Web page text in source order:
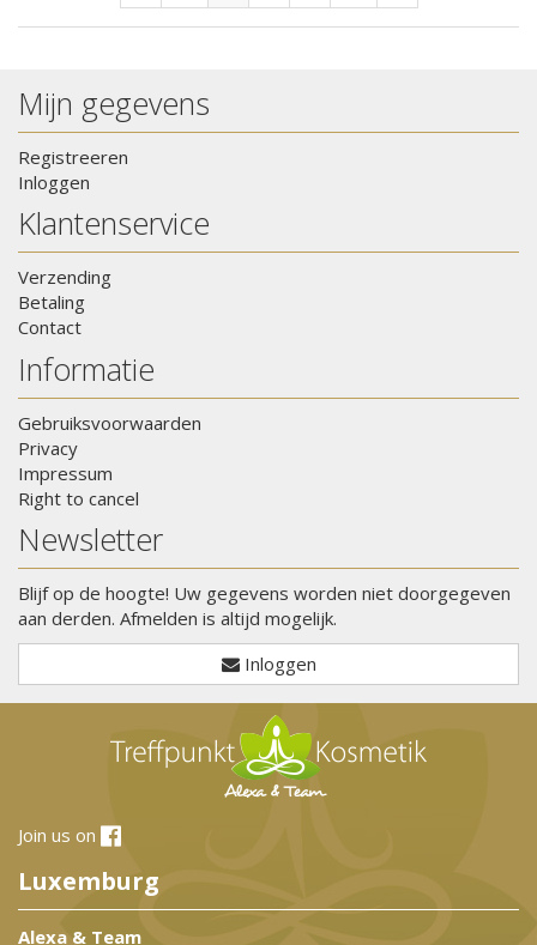
Mijn gegevens
Registreeren
Inloggen
Klantenservice
Verzending
Betaling
Contact
Informatie
Gebruiksvoorwaarden
Privacy
Impressum
Right to cancel
Newsletter
Blijf op de hoogte! Uw gegevens worden niet doorgegeven
aan derden. Afmelden is altijd mogelijk.
Inloggen
Join us on
Luxemburg
Alexa & Team